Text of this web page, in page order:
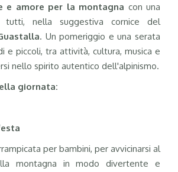
e amore per la montagna con una
nella suggestiva cornice del
. Un pomeriggio e una serata
e piccoli, tra attività, cultura, musica e
nello spirito autentico dell'alpinismo.
giornata:
per bambini, per avvicinarsi al
montagna in modo divertente e